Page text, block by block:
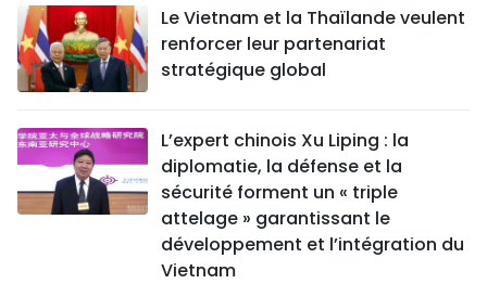
Le Vietnam et la Thaïlande veulent
renforcer leur partenariat
stratégique global
L’expert chinois Xu Liping : la
diplomatie, la défense et la
sécurité forment un « triple
attelage » garantissant le
développement et l’intégration du
Vietnam